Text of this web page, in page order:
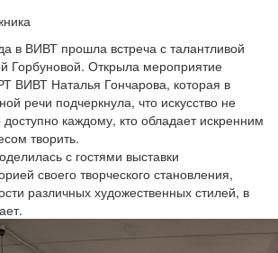
в ВИВТ прошла встреча с талантливой
Горбуновой. Открыла мероприятие
ВИВТ Наталья Гончарова, которая в
речи подчеркнула, что искусство не
каждому, кто обладает искренним
творить.
с гостями выставки
своего творческого становления,
различных художественных стилей, в